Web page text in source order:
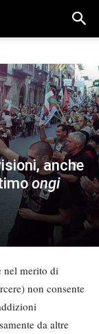
anche
ongi
nel merito di
non consente
da altre